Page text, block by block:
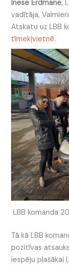
Inese Erdmane,
vadītāja,
Atskatu uz LBB
tīmekļvietnē.
LBB komanda
Tā kā LBB
pozitīvas
iespēju plašākai